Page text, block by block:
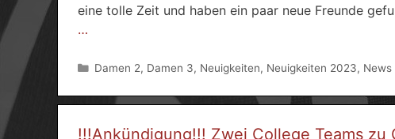
eine tolle Zeit und haben ein paar neue Freunde
…
Kategorien
Damen 2, Damen 3, Neuigkeiten, Neuigkeiten 2023, News
!!!Ankündigung!!! Zwei College Teams zu